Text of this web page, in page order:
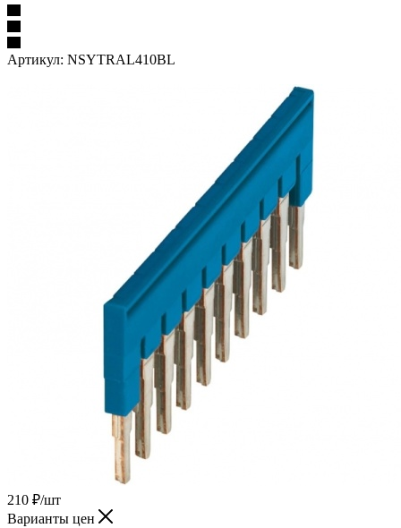
Артикул: NSYTRAL410BL
210 ₽/шт
Варианты цен